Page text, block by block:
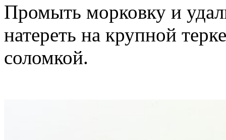
Промыть морковку и
натереть на крупной
соломкой.